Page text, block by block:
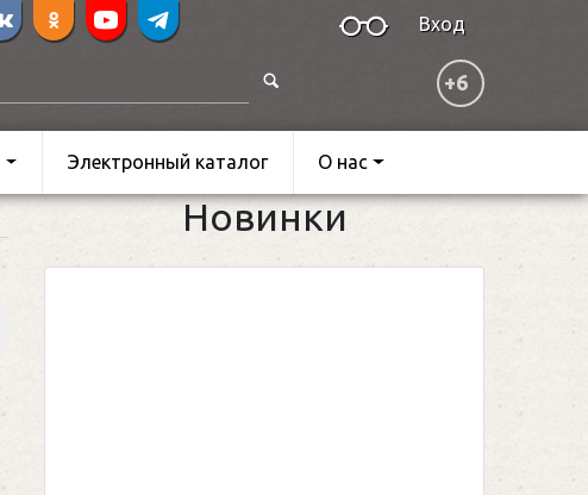
Вход
+6
Электронный каталог О нас
Новинки